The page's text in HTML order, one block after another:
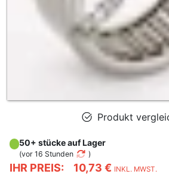
Produkt
IHR PREIS: 10,73 € INKL. MWST.
50+ stücke auf Lager
(vor 16 Stunden )